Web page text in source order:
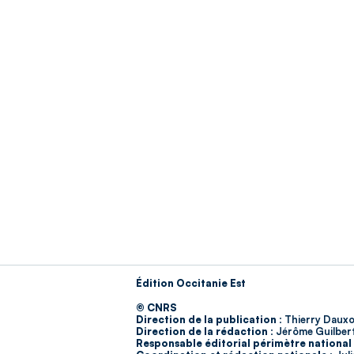
Édition Occitanie Est
© CNRS
Direction de la publication : Thierry
Direction de la rédaction : Jérôme
Responsable éditorial périmètre national